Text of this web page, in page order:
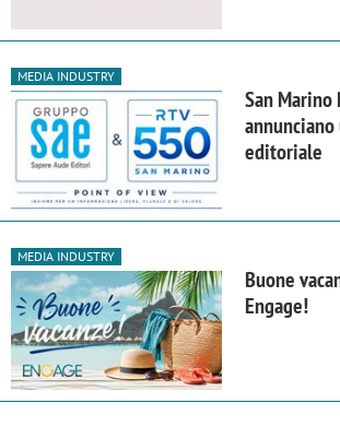
MEDIA INDUSTRY
San Marino
editoriale
MEDIA INDUSTRY
Buone
Engage!